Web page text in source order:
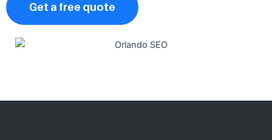
Get a free quote